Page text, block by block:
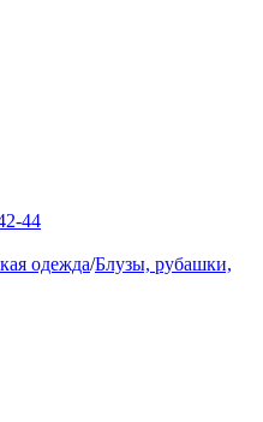
44
одежда/Блузы, рубашки,